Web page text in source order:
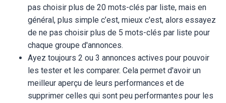
pas choisir plus de 20 mots-clés par liste, mais en
général, plus simple c’est, mieux c'est, alors essayez
de ne pas choisir plus de 5 mots-clés par liste pour
chaque groupe d'annonces.
Ayez toujours 2 ou 3 annonces actives pour pouvoir
les tester et les comparer. Cela permet d'avoir un
meilleur aperçu de leurs performances et de
supprimer celles qui sont peu performantes pour les